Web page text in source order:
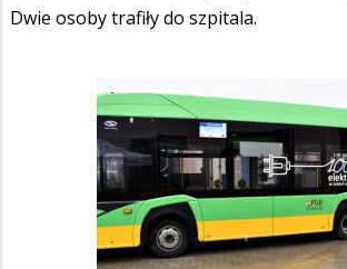
Dwie osoby trafiły do szpitala.